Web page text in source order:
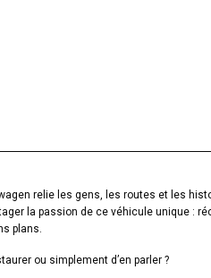
relie les gens, les routes et les
la passion de ce véhicule unique :
plans.
ou simplement d’en parler ?